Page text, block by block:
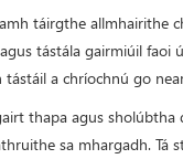
táirgthe allmhairithe
tástála gairmiúil faoi
a chríochnú go
thapa agus sholúbtha
sa mhargadh. Tá